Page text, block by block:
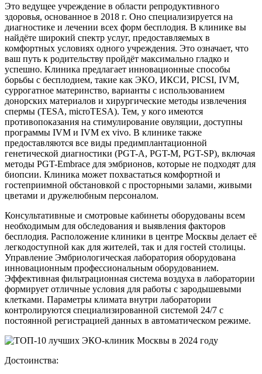
Это ведущее учреждение в области репродуктивного
здоровья, основанное в 2018 г. Оно специализируется на
диагностике и лечении всех форм бесплодия. В клинике вы
найдёте широкий спектр услуг, предоставляемых в
комфортных условиях одного учреждения. Это означает, что
ваш путь к родительству пройдёт максимально гладко и
успешно. Клиника предлагает инновационные способы
борьбы с бесплодием, такие как ЭКО, ИКСИ, PICSI, IVM,
суррогатное материнство, варианты с использованием
донорских материалов и хирургические методы извлечения
спермы (TESA, microTESA). Тем, у кого имеются
противопоказания на стимулирование овуляции, доступны
программы IVM и IVM ex vivo. В клинике также
предоставляются все виды предимплантационной
генетической диагностики (PGT-A, PGT-M, PGT-SP), включая
методы PGT-Embrace для эмбрионов, которые не подходят для
биопсии. Клиника может похвастаться комфортной и
гостеприимной обстановкой с просторными залами, живыми
цветами и дружелюбным персоналом.
Консультативные и смотровые кабинеты оборудованы всем
необходимым для обследования и выявления факторов
бесплодия. Расположение клиники в центре Москвы делает её
легкодоступной как для жителей, так и для гостей столицы.
Управление Эмбриологическая лаборатория оборудована
инновационным профессиональным оборудованием.
Эффективная фильтрационная система воздуха в лаборатории
формирует отличные условия для работы с зародышевыми
клетками. Параметры климата внутри лаборатории
контролируются специализированной системой 24/7 с
постоянной регистрацией данных в автоматическом режиме.
Достоинства: